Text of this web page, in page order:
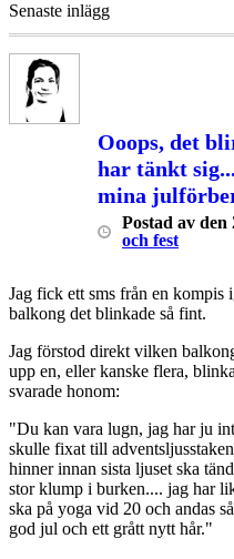
Senaste inlägg
Ooops, det
har tänkt
mina
Postad av den
och fest
Jag fick ett sms från en kompis
balkong det blinkade så fint.
Jag förstod direkt vilken
upp en, eller kanske flera,
svarade honom:
"Du kan vara lugn, jag har ju
skulle fixat till
hinner innan sista ljuset ska
stor klump i burken.... jag har
ska på yoga vid 20 och andas
god jul och ett grått nytt hår."